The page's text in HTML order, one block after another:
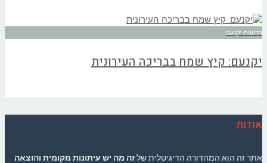
חדשות יקנעם
יקנעם: קיץ שמח בבריכה העירונית
אודות
אתר זה הוא המהדורה הדיגיטלית שלזה מה יש עיתונות מקומית והוצאה